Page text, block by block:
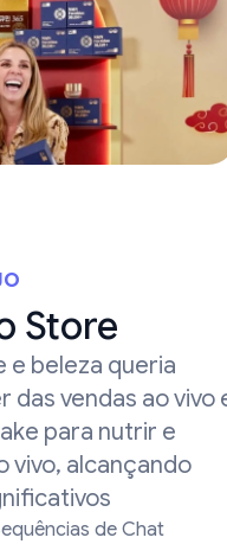
Store
e beleza queria
vendas ao vivo
para nutrir e
vivo, alcançando
de Chat